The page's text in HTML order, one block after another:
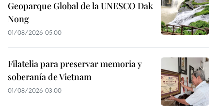
Geoparque Global de la UNESCO Dak
Nong
01/08/2026 05:00
Filatelia para preservar memoria y
soberanía de Vietnam
01/08/2026 03:00